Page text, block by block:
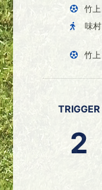
竹上
味村
竹上
TRIGGER
2